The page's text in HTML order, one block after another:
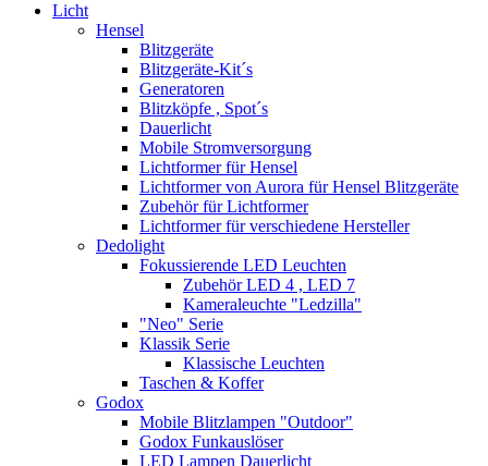
Licht
Hensel
Blitzgeräte
Blitzgeräte-Kit´s
Generatoren
Blitzköpfe , Spot´s
Dauerlicht
Mobile Stromversorgung
Lichtformer für Hensel
Lichtformer von Aurora für Hensel Blitzgeräte
Zubehör für Lichtformer
Lichtformer für verschiedene Hersteller
Dedolight
Fokussierende LED Leuchten
Zubehör LED 4 , LED 7
Kameraleuchte "Ledzilla"
"Neo" Serie
Klassik Serie
Klassische Leuchten
Taschen & Koffer
Godox
Mobile Blitzlampen "Outdoor"
Godox Funkauslöser
LED Lampen Dauerlicht